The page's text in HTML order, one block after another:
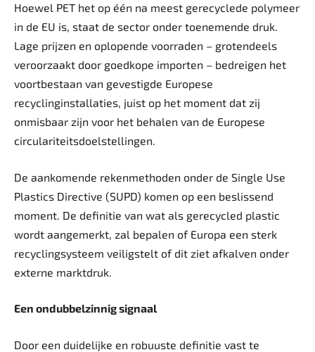
Hoewel PET het op één na meest gerecyclede polymeer
in de EU is, staat de sector onder toenemende druk.
Lage prijzen en oplopende voorraden – grotendeels
veroorzaakt door goedkope importen – bedreigen het
voortbestaan van gevestigde Europese
recyclinginstallaties, juist op het moment dat zij
onmisbaar zijn voor het behalen van de Europese
circulariteitsdoelstellingen.
De aankomende rekenmethoden onder de Single Use
Plastics Directive (SUPD) komen op een beslissend
moment. De definitie van wat als gerecycled plastic
wordt aangemerkt, zal bepalen of Europa een sterk
recyclingsysteem veiligstelt of dit ziet afkalven onder
externe marktdruk.
Een ondubbelzinnig signaal
Door een duidelijke en robuuste definitie vast te